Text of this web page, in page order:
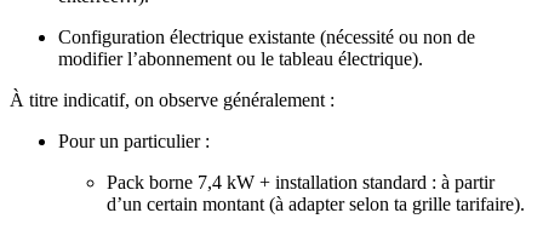
Configuration électrique existante (nécessité ou non de
modifier l’abonnement ou le tableau électrique).
À titre indicatif, on observe généralement :
Pour un particulier :
Pack borne 7,4 kW + installation standard : à partir
d’un certain montant (à adapter selon ta grille tarifaire).